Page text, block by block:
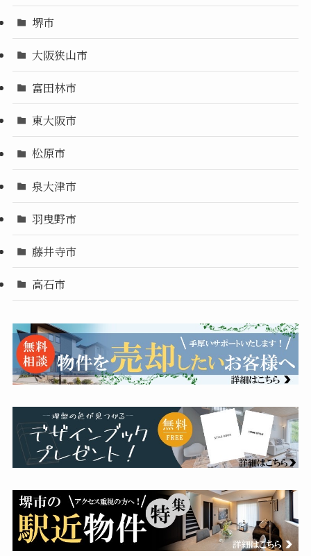
堺市
大阪狭山市
富田林市
東大阪市
松原市
泉大津市
羽曳野市
藤井寺市
高石市